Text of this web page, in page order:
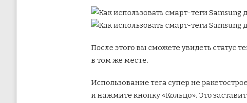
После этого вы сможете увидеть статус
в том же месте.
Использование тега супер не
и нажмите кнопку «Кольцо». Это